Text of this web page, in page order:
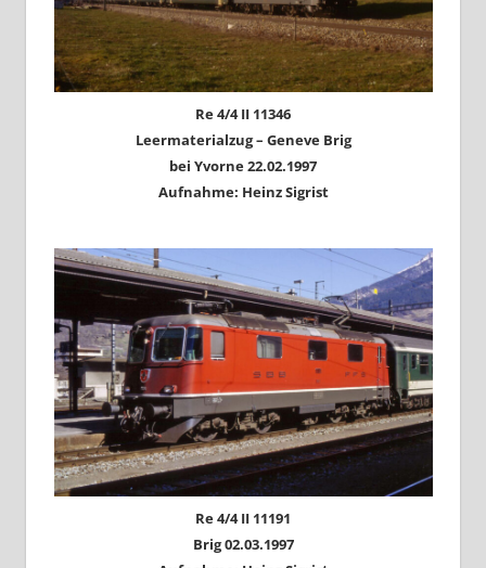
Re 4/4 II 11346
Leermaterialzug – Geneve Brig
bei Yvorne 22.02.1997
Aufnahme: Heinz Sigrist
Re 4/4 II 11191
Brig 02.03.1997